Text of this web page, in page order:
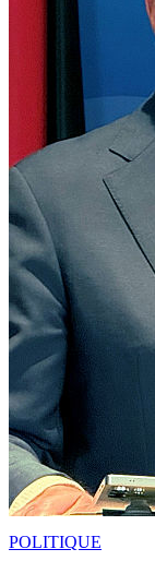
POLITIQUE